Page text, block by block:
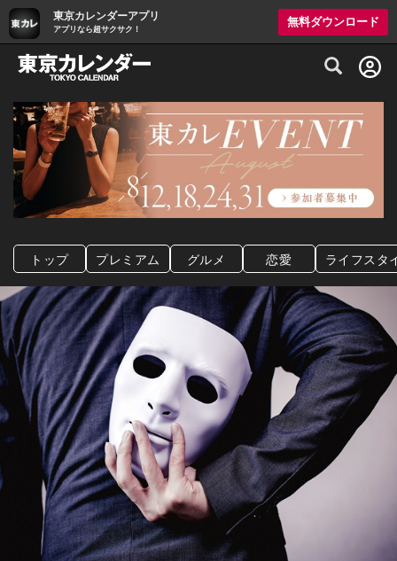
東京カレンダーアプリ
アプリなら超サクサク！
無料ダウンロード
グルメ情報・プレミアムレストラン予約
トップ プレミアム グルメ 恋愛 ライフスタ